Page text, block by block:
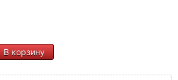
В корзину